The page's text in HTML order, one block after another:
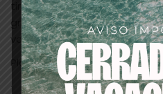
tirones y disfruta de un
gracias a su diseño
vanguardia.
Placa 90×24 mm precisión y
· Stop tirones